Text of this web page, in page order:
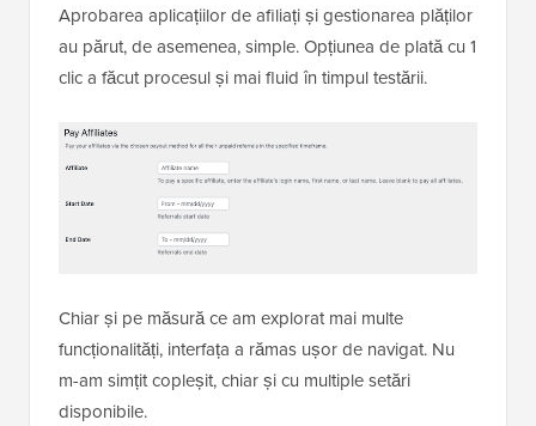
Aprobarea aplicațiilor de afiliați și gestionarea plăților
au părut, de asemenea, simple. Opțiunea de plată cu 1
clic a făcut procesul și mai fluid în timpul testării.
Chiar și pe măsură ce am explorat mai multe
funcționalități, interfața a rămas ușor de navigat. Nu
m-am simțit copleșit, chiar și cu multiple setări
disponibile.